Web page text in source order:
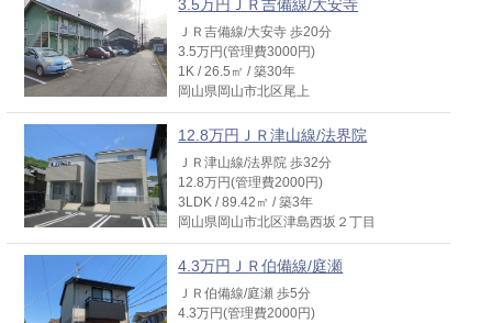
3.5万円ＪＲ吉備線/大安寺
ＪＲ吉備線/大安寺 歩20分
3.5万円(管理費3000円)
1K / 26.5㎡ / 築30年
岡山県岡山市北区尾上
12.8万円ＪＲ津山線/法界院
ＪＲ津山線/法界院 歩32分
12.8万円(管理費2000円)
3LDK / 89.42㎡ / 築3年
岡山県岡山市北区津島西坂２丁目
4.3万円ＪＲ伯備線/庭瀬
ＪＲ伯備線/庭瀬 歩5分
4.3万円(管理費2000円)